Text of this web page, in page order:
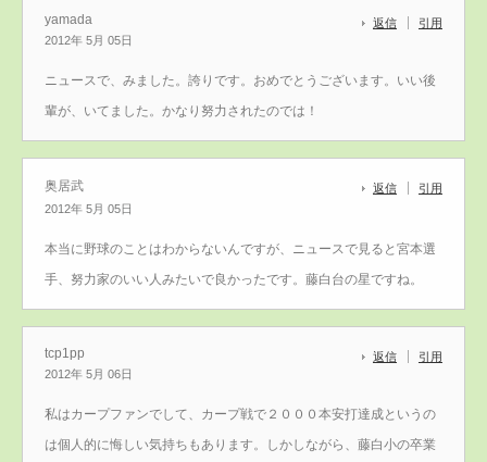
yamada
2012年 5月 05日
返信 引用
ニュースで、みました。誇りです。おめでとうございます。いい後
輩が、いてました。かなり努力されたのでは！
奥居武
2012年 5月 05日
返信 引用
本当に野球のことはわからないんですが、ニュースで見ると宮本選
手、努力家のいい人みたいで良かったです。藤白台の星ですね。
tcp1pp
2012年 5月 06日
返信 引用
私はカープファンでして、カープ戦で２０００本安打達成というの
は個人的に悔しい気持ちもあります。しかしながら、藤白小の卒業